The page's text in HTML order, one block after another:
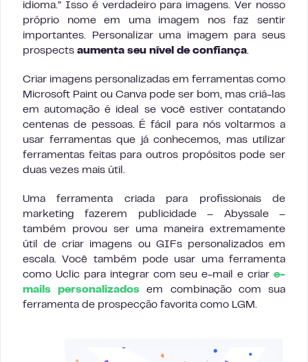
idioma.” Isso é verdadeiro para imagens. Ver nosso
próprio nome em uma imagem nos faz sentir
importantes. Personalizar uma imagem para seus
prospects aumenta seu nível de confiança.
Criar imagens personalizadas em ferramentas como
Microsoft Paint ou Canva pode ser bom, mas criá-las
em automação é ideal se você estiver contatando
centenas de pessoas. É fácil para nós voltarmos a
usar ferramentas que já conhecemos, mas utilizar
ferramentas feitas para outros propósitos pode ser
duas vezes mais útil.
Uma ferramenta criada para profissionais de
marketing fazerem publicidade – Abyssale –
também provou ser uma maneira extremamente
útil de criar imagens ou GIFs personalizados em
escala. Você também pode usar uma ferramenta
como Uclic para integrar com seu e-mail e criar e-
mails personalizados em combinação com sua
ferramenta de prospecção favorita como LGM.